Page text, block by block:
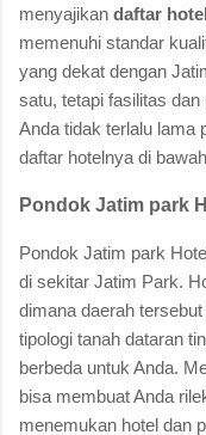
menyajikan daftar
memenuhi standar
yang dekat dengan
satu, tetapi fasilitas
Anda tidak terlalu lama
daftar hotelnya di
Pondok Jatim park
Pondok Jatim park
di sekitar Jatim Park.
dimana daerah
tipologi tanah dataran
berbeda untuk Anda.
bisa membuat Anda
menemukan hotel dan